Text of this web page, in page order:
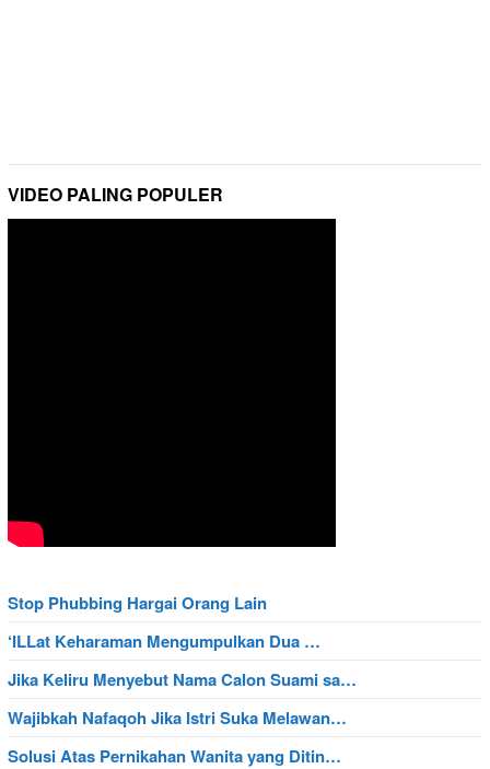
VIDEO PALING POPULER
Stop Phubbing Hargai Orang Lain
‘ILLat Keharaman Mengumpulkan Dua …
Jika Keliru Menyebut Nama Calon Suami sa…
Wajibkah Nafaqoh Jika Istri Suka Melawan…
Solusi Atas Pernikahan Wanita yang Ditin…